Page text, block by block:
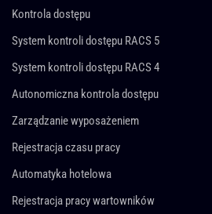
Kontrola dostępu
System kontroli dostępu RACS 5
System kontroli dostępu RACS 4
Autonomiczna kontrola dostępu
Zarządzanie wyposażeniem
Rejestracja czasu pracy
Automatyka hotelowa
Rejestracja pracy wartowników